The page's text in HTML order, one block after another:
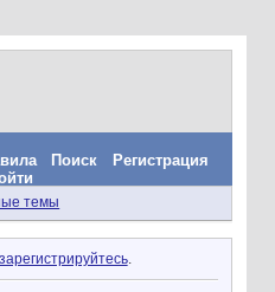
Поиск
Регистрация
темы
зарегистрируйтесь.